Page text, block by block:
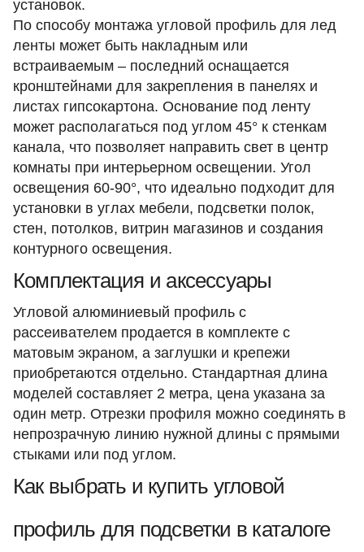
установок.​
По способу монтажа угловой профиль для лед
ленты может быть накладным или
встраиваемым – последний оснащается
кронштейнами для закрепления в панелях и
листах гипсокартона. Основание под ленту
может располагаться под углом 45° к стенкам
канала, что позволяет направить свет в центр
комнаты при интерьерном освещении. Угол
освещения 60-90°, что идеально подходит для
установки в углах мебели, подсветки полок,
стен, потолков, витрин магазинов и создания
контурного освещения.​
Комплектация и аксессуары
Угловой алюминиевый профиль с
рассеивателем продается в комплекте с
матовым экраном, а заглушки и крепежи
приобретаются отдельно. Стандартная длина
моделей составляет 2 метра, цена указана за
один метр. Отрезки профиля можно соединять в
непрозрачную линию нужной длины с прямыми
стыками или под углом.​
Как выбрать и купить угловой
профиль для подсветки в каталоге